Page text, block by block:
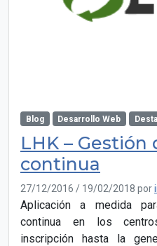
Blog Desarrollo Web
LHK –
continua
27/12/2016 / 19/02/2018 por
Aplicación a medida
continua en los
inscripción hasta la